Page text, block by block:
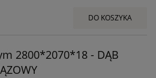
DO KOSZYKA
2800*2070*18 - DĄB